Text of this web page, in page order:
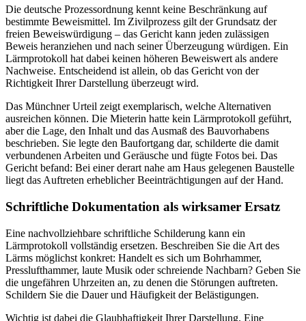
Die deutsche Prozessordnung kennt keine Beschränkung auf
bestimmte Beweismittel. Im Zivilprozess gilt der Grundsatz der
freien Beweiswürdigung – das Gericht kann jeden zulässigen
Beweis heranziehen und nach seiner Überzeugung würdigen. Ein
Lärmprotokoll hat dabei keinen höheren Beweiswert als andere
Nachweise. Entscheidend ist allein, ob das Gericht von der
Richtigkeit Ihrer Darstellung überzeugt wird.
Das Münchner Urteil zeigt exemplarisch, welche Alternativen
ausreichen können. Die Mieterin hatte kein Lärmprotokoll geführt,
aber die Lage, den Inhalt und das Ausmaß des Bauvorhabens
beschrieben. Sie legte den Baufortgang dar, schilderte die damit
verbundenen Arbeiten und Geräusche und fügte Fotos bei. Das
Gericht befand: Bei einer derart nahe am Haus gelegenen Baustelle
liegt das Auftreten erheblicher Beeinträchtigungen auf der Hand.
Schriftliche Dokumentation als wirksamer Ersatz
Eine nachvollziehbare schriftliche Schilderung kann ein
Lärmprotokoll vollständig ersetzen. Beschreiben Sie die Art des
Lärms möglichst konkret: Handelt es sich um Bohrhammer,
Presslufthammer, laute Musik oder schreiende Nachbarn? Geben Sie
die ungefähren Uhrzeiten an, zu denen die Störungen auftreten.
Schildern Sie die Dauer und Häufigkeit der Belästigungen.
Wichtig ist dabei die Glaubhaftigkeit Ihrer Darstellung. Eine